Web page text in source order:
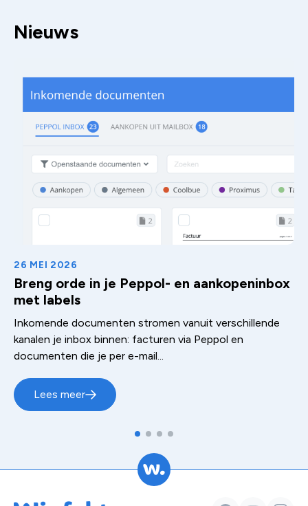
Nieuws
26 MEI 2026
Breng orde in je Peppol- en aankopeninbox
met labels
Inkomende documenten stromen vanuit verschillende
kanalen je inbox binnen: facturen via Peppol en
documenten die je per e-mail...
Lees meer